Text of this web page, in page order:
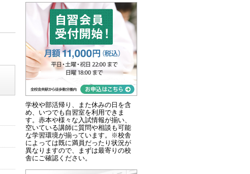
学校や部活帰り、また休みの日を含
め、いつでも自習室を利用できま
す。赤本や様々な入試情報が揃い、
空いている講師に質問や相談も可能
な学習環境が揃っています。※校舎
によっては既に満員だったり状況が
異なりますので、まずは最寄りの校
舎にご確認ください。